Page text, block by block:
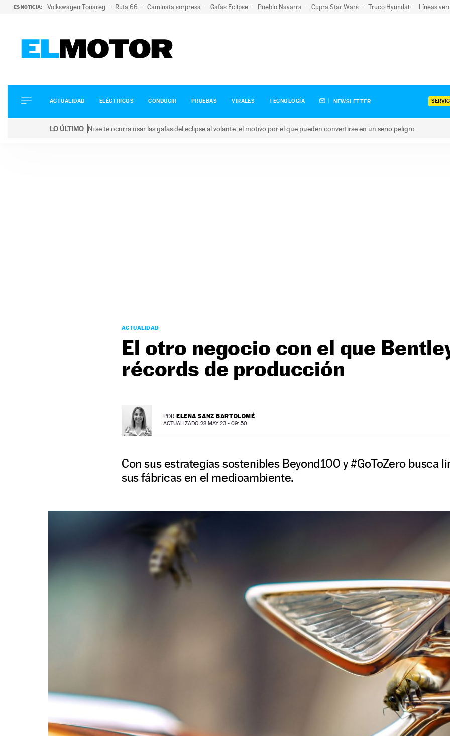
ES NOTICIA: Volkswagen Touareg Ruta 66 Caminata sorpresa Gafas Eclipse Pueblo Navarra Cupra Star Wars Truco Hyundai Líneas
ELÉCTRICOS
CONDUCIR
ACTUALIDAD ELÉCTRICOS CONDUCIR PRUEBAS VIRALES TECNOLOGÍA NEWSLETTER
LO ÚLTIMO Ni se te ocurra usar las gafas del eclipse al volante: el motivo por el que pueden convertirse en un serio peligro
ACTUALIDAD
El otro negocio con el que
récords de producción
POR ELENA SANZ BARTOLOMÉ
ACTUALIZADO 28 MAY 23 - 09: 50
Con sus estrategias sostenibles Beyond100 y #GoToZero busca
sus fábricas en el medioambiente.